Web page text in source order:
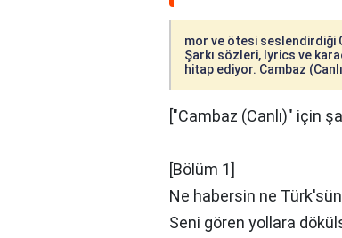
​mor ve ötesi seslendirdiği
Şarkı sözleri, lyrics ve
hitap ediyor. Cambaz
["Cambaz (Canlı)" için
[Bölüm 1]
Ne habersin ne Türk'sün
Seni gören yollara